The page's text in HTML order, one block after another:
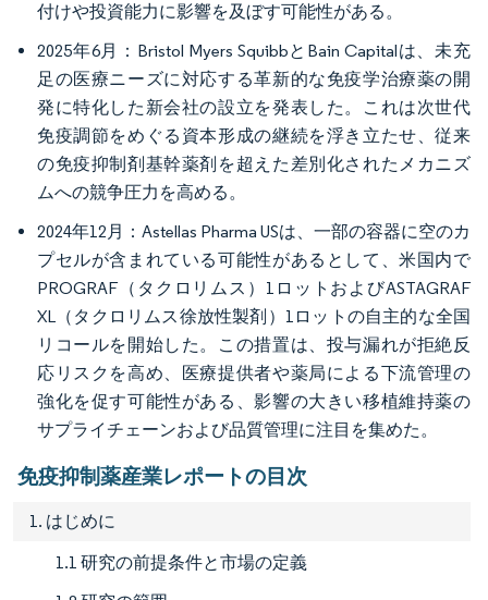
付けや投資能力に影響を及ぼす可能性がある。
2025年6月：Bristol Myers SquibbとBain Capitalは、未充
足の医療ニーズに対応する革新的な免疫学治療薬の開
発に特化した新会社の設立を発表した。これは次世代
免疫調節をめぐる資本形成の継続を浮き立たせ、従来
の免疫抑制剤基幹薬剤を超えた差別化されたメカニズ
ムへの競争圧力を高める。
2024年12月：Astellas Pharma USは、一部の容器に空のカ
プセルが含まれている可能性があるとして、米国内で
PROGRAF（タクロリムス）1ロットおよびASTAGRAF
XL（タクロリムス徐放性製剤）1ロットの自主的な全国
リコールを開始した。この措置は、投与漏れが拒絶反
応リスクを高め、医療提供者や薬局による下流管理の
強化を促す可能性がある、影響の大きい移植維持薬の
サプライチェーンおよび品質管理に注目を集めた。
免疫抑制薬産業レポートの目次
1. はじめに
1.1 研究の前提条件と市場の定義